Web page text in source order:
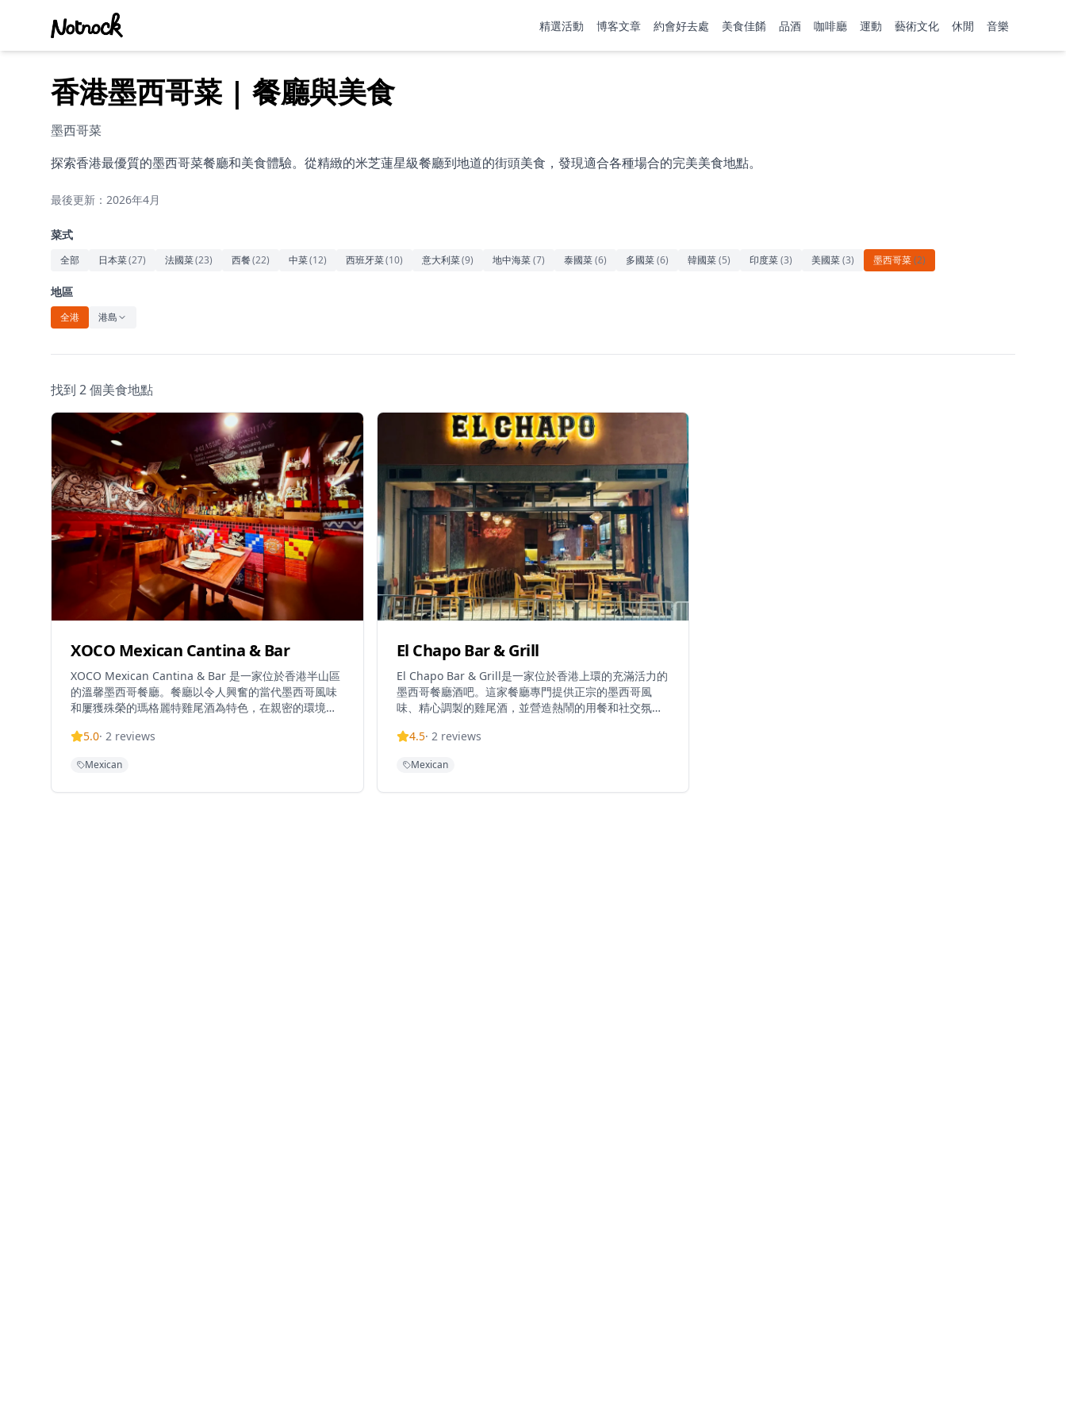
精選活動 博客文章 約會好去處 美食佳餚 品酒 咖啡廳 運動 藝術文化 休閒 音樂
香港墨西哥菜 | 餐廳與美食
墨西哥菜
探索香港最優質的墨西哥菜餐廳和美食體驗。從精緻的米芝蓮星級餐廳到地道的街頭美食，發現適合各種場合的完美美食地點。
最後更新：2026年4月
菜式
全部 日本菜(27) 法國菜(23) 西餐(22) 中菜(12) 西班牙菜(10) 意大利菜(9) 地中海菜(7) 泰國菜(6) 多國菜(6) 韓國菜(5) 印度菜(3) 美國菜(3) 墨西哥菜(2)
地區
全港 港島
找到 2 個美食地點
XOCO Mexican Cantina & Bar
XOCO Mexican Cantina & Bar 是一家位於香港半山區
的溫馨墨西哥餐廳。餐廳以令人興奮的當代墨西哥風味
和屢獲殊榮的瑪格麗特雞尾酒為特色，在親密的環境中
欣賞街景，提供迷人的國際氛圍，讓人聯想到異國小
湯、配焗芝士、牛油果醬、莎莎醬和奶油芝士的墨西哥
5.0· 2 reviews
Mexican
El Chapo Bar & Grill
El Chapo Bar & Grill是一家位於香港上環的充滿活力的
墨西哥餐廳酒吧。這家餐廳專門提供正宗的墨西哥風
味、精心調製的雞尾酒，並營造熱鬧的用餐和社交氛
單，包括特色雞尾酒和各種飲品。El Chapo提供輕鬆的
廳每日營業時間為上午7點至晚上11點，適合早餐用餐
4.5· 2 reviews
Mexican